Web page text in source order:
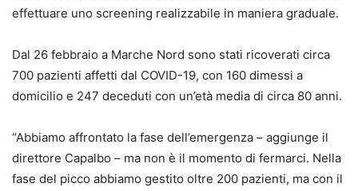
effettuare uno screening realizzabile in maniera graduale.
Dal 26 febbraio a Marche Nord sono stati ricoverati circa
700 pazienti affetti dal COVID-19, con 160 dimessi a
domicilio e 247 deceduti con un’età media di circa 80 anni.
“Abbiamo affrontato la fase dell’emergenza – aggiunge il
direttore Capalbo – ma non è il momento di fermarci. Nella
fase del picco abbiamo gestito oltre 200 pazienti, ma con il